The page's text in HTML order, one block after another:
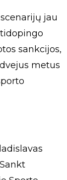
jau
sankcijos,
metus